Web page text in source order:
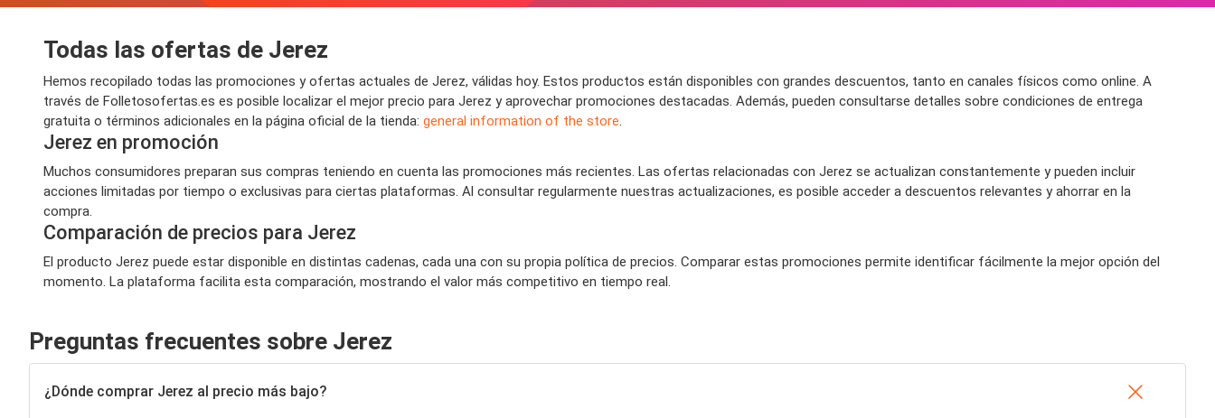
Todas las ofertas de Jerez
Hemos recopilado todas las promociones y ofertas actuales de Jerez, válidas hoy. Estos productos están disponibles con grandes descuentos, tanto en canales físicos como online. A
través de Folletosofertas.es es posible localizar el mejor precio para Jerez y aprovechar promociones destacadas. Además, pueden consultarse detalles sobre condiciones de entrega
gratuita o términos adicionales en la página oficial de la tienda: general information of the store
Jerez en promoción
Muchos consumidores preparan sus compras teniendo en cuenta las promociones más recientes. Las ofertas relacionadas con Jerez se actualizan constantemente y pueden incluir
acciones limitadas por tiempo o exclusivas para ciertas plataformas. Al consultar regularmente nuestras actualizaciones, es posible acceder a descuentos relevantes y ahorrar en la
compra.
Comparación de precios para Jerez
El producto Jerez puede estar disponible en distintas cadenas, cada una con su propia política de precios. Comparar estas promociones permite identificar fácilmente la mejor opción del
momento. La plataforma facilita esta comparación, mostrando el valor más competitivo en tiempo real.
Preguntas frecuentes sobre Jerez
¿Dónde comprar Jerez al precio más bajo?